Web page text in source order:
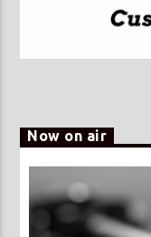
Now on air